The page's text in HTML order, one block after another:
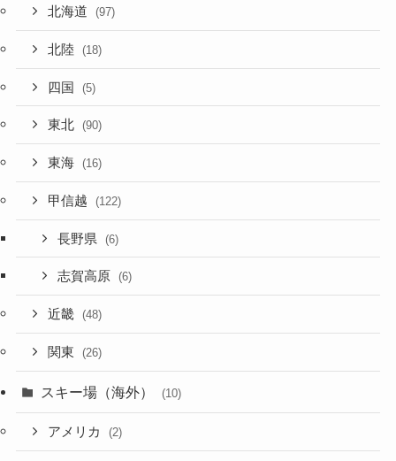
北海道 (97)
北陸 (18)
四国 (5)
東北 (90)
東海 (16)
甲信越 (122)
長野県 (6)
志賀高原 (6)
近畿 (48)
関東 (26)
スキー場（海外） (10)
アメリカ (2)